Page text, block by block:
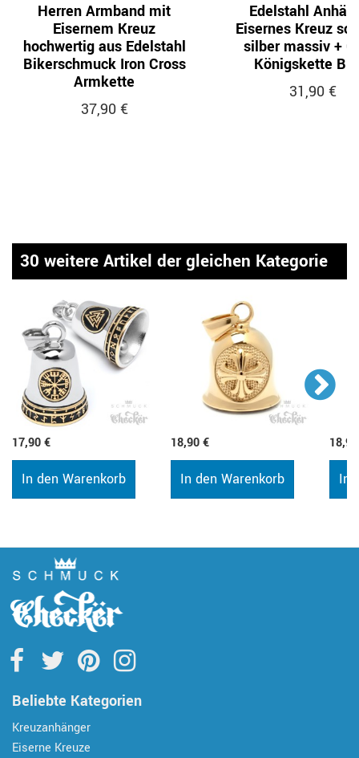
Herren Armband mit
Eisernem Kreuz
hochwertig aus Edelstahl
Bikerschmuck Iron Cross
Armkette
37,90 €
Edelstahl
Eisernes Kreuz
silber massiv +
Königskette
31,90 €
30 weitere Artikel der gleichen Kategorie
17,90 €
In den Warenkorb
18,90 €
In den Warenkorb In
Beliebte Kategorien
Kreuzanhänger
Eiserne Kreuze